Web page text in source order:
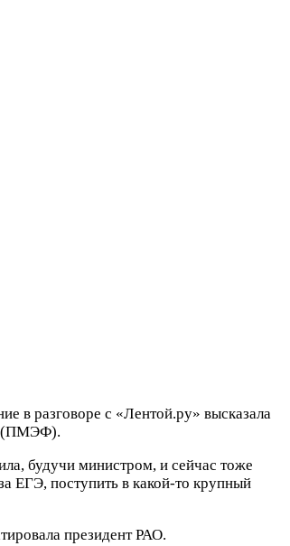
в разговоре с «Лентой.ру» высказала
(ПМЭФ).
будучи министром, и сейчас тоже
ЕГЭ, поступить в какой-то крупный
президент РАО.